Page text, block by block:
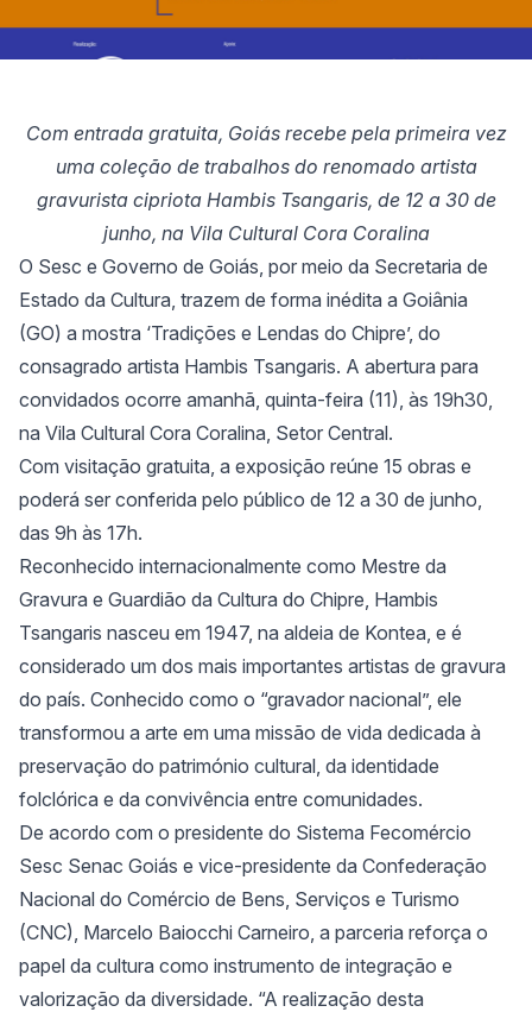
Com entrada gratuita, Goiás recebe pela primeira vez
uma coleção de trabalhos do renomado artista
gravurista cipriota Hambis Tsangaris, de 12 a 30 de
junho, na Vila Cultural Cora Coralina
O Sesc e Governo de Goiás, por meio da Secretaria de
Estado da Cultura, trazem de forma inédita a Goiânia
(GO) a mostra ‘Tradições e Lendas do Chipre’, do
consagrado artista Hambis Tsangaris. A abertura para
convidados ocorre amanhã, quinta-feira (11), às 19h30,
na Vila Cultural Cora Coralina, Setor Central.
Com visitação gratuita, a exposição reúne 15 obras e
poderá ser conferida pelo público de 12 a 30 de junho,
das 9h às 17h.
Reconhecido internacionalmente como Mestre da
Gravura e Guardião da Cultura do Chipre, Hambis
Tsangaris nasceu em 1947, na aldeia de Kontea, e é
considerado um dos mais importantes artistas de gravura
do país. Conhecido como o “gravador nacional”, ele
transformou a arte em uma missão de vida dedicada à
preservação do património cultural, da identidade
folclórica e da convivência entre comunidades.
De acordo com o presidente do Sistema Fecomércio
Sesc Senac Goiás e vice-presidente da Confederação
Nacional do Comércio de Bens, Serviços e Turismo
(CNC), Marcelo Baiocchi Carneiro, a parceria reforça o
papel da cultura como instrumento de integração e
valorização da diversidade. “A realização desta